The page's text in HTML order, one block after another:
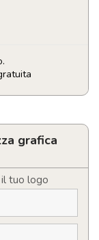
grafica
tuo logo